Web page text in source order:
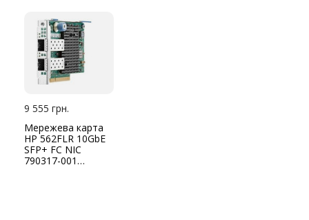
9 555 грн.
Мережева карта
HP 562FLR 10GbE
SFP+ FC NIC
790317-001